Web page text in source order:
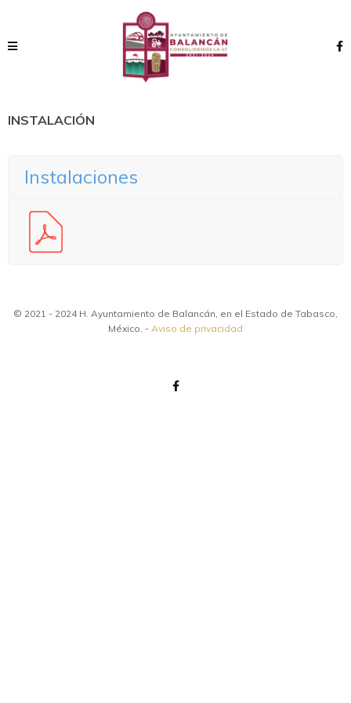
Actualizadoal Mes de Septiembre de 2018
INSTALACIÓN
Instalaciones
© 2021 - 2024 H. Ayuntamiento de Balancán, en el Estado de Tabasco,
México. - Aviso de privacidad